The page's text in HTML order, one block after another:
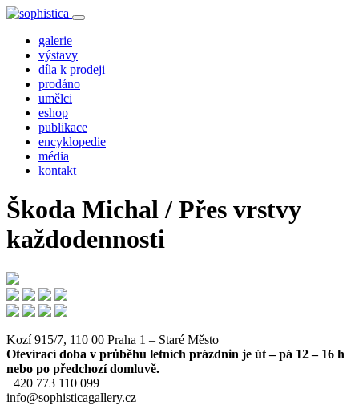
galerie
výstavy
díla k prodeji
prodáno
umělci
eshop
publikace
encyklopedie
média
kontakt
Škoda Michal / Přes vrstvy
každodennosti
Kozí 915/7, 110 00 Praha 1 – Staré Město
Otevírací doba v průběhu letních prázdnin je út – pá 12 – 16 h
nebo po předchozí domluvě.
+420 773 110 099
info@sophisticagallery.cz